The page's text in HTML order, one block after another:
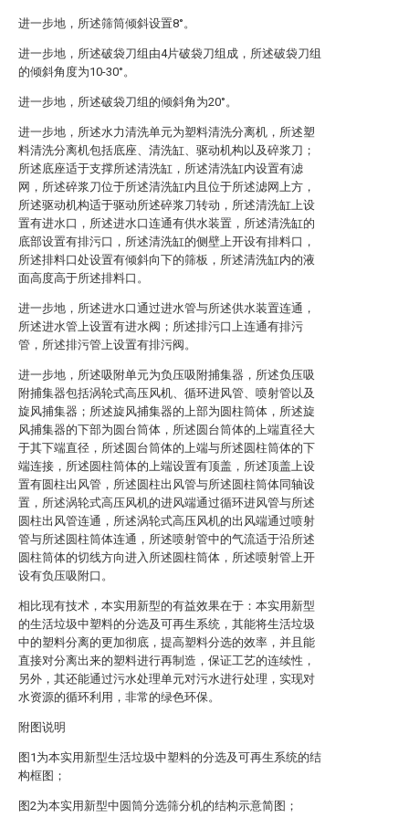
进一步地，所述筛筒倾斜设置8°。
进一步地，所述破袋刀组由4片破袋刀组成，所述破袋刀组
的倾斜角度为10-30°。
进一步地，所述破袋刀组的倾斜角为20°。
进一步地，所述水力清洗单元为塑料清洗分离机，所述塑
料清洗分离机包括底座、清洗缸、驱动机构以及碎浆刀；
所述底座适于支撑所述清洗缸，所述清洗缸内设置有滤
网，所述碎浆刀位于所述清洗缸内且位于所述滤网上方，
所述驱动机构适于驱动所述碎浆刀转动，所述清洗缸上设
置有进水口，所述进水口连通有供水装置，所述清洗缸的
底部设置有排污口，所述清洗缸的侧壁上开设有排料口，
所述排料口处设置有倾斜向下的筛板，所述清洗缸内的液
面高度高于所述排料口。
进一步地，所述进水口通过进水管与所述供水装置连通，
所述进水管上设置有进水阀；所述排污口上连通有排污
管，所述排污管上设置有排污阀。
进一步地，所述吸附单元为负压吸附捕集器，所述负压吸
附捕集器包括涡轮式高压风机、循环进风管、喷射管以及
旋风捕集器；所述旋风捕集器的上部为圆柱筒体，所述旋
风捕集器的下部为圆台筒体，所述圆台筒体的上端直径大
于其下端直径，所述圆台筒体的上端与所述圆柱筒体的下
端连接，所述圆柱筒体的上端设置有顶盖，所述顶盖上设
置有圆柱出风管，所述圆柱出风管与所述圆柱筒体同轴设
置，所述涡轮式高压风机的进风端通过循环进风管与所述
圆柱出风管连通，所述涡轮式高压风机的出风端通过喷射
管与所述圆柱筒体连通，所述喷射管中的气流适于沿所述
圆柱筒体的切线方向进入所述圆柱筒体，所述喷射管上开
设有负压吸附口。
相比现有技术，本实用新型的有益效果在于：本实用新型
的生活垃圾中塑料的分选及可再生系统，其能将生活垃圾
中的塑料分离的更加彻底，提高塑料分选的效率，并且能
直接对分离出来的塑料进行再制造，保证工艺的连续性，
另外，其还能通过污水处理单元对污水进行处理，实现对
水资源的循环利用，非常的绿色环保。
附图说明
图1为本实用新型生活垃圾中塑料的分选及可再生系统的结
构框图；
图2为本实用新型中圆筒分选筛分机的结构示意简图；